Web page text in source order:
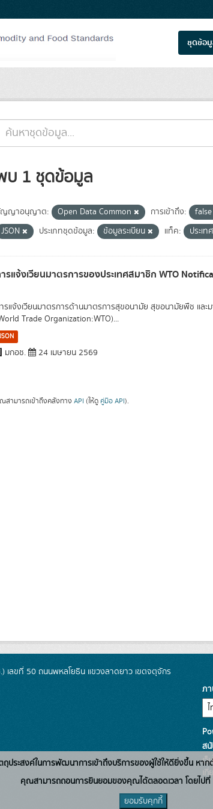
ชุดข้อ
บ 1 ชุดข้อมูล
ญาอนุญาต: Open Data Common การเข้าถึง: false
JSON
ประเภทชุดข้อมูล: ข้อมูลระเบียน แท็ค: ประเ
รแจ้งเวียนมาตรการของประเทศสมาชิก WTO
รแจ้งเวียนมาตรการด้านมาตรการสุขอนามัย สุขอนามัยพืช แล
Trade Organization:WTO)...
มกอช. 24 เมษายน 2569
สามารถเข้าถึงคลังทาง API (ให้ดู คู่มือ API).
เลขที่ 50 ถนนพหลโยธิน แขวงลาดยาว เขตจตุจักร
ภ
ส
เว็
เ
ถุประสงค์ในการพัฒนาการเข้าถึงบริการของผู้ใช้ให้ดียิ่งขึ้น ห
คุณสามารถถอนการยินยอมของคุณได้ตลอดเวลา โดยไป
ยอมรับคุกกี้